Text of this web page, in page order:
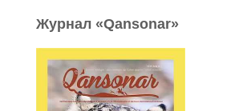
Журнал «Qansonar»